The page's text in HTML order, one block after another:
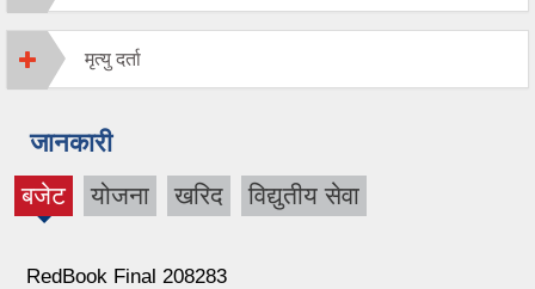
मृत्यु दर्ता
जानकारी
बजेट
(active
योजना खरिद विद्युतीय सेवा
RedBook Final 208283